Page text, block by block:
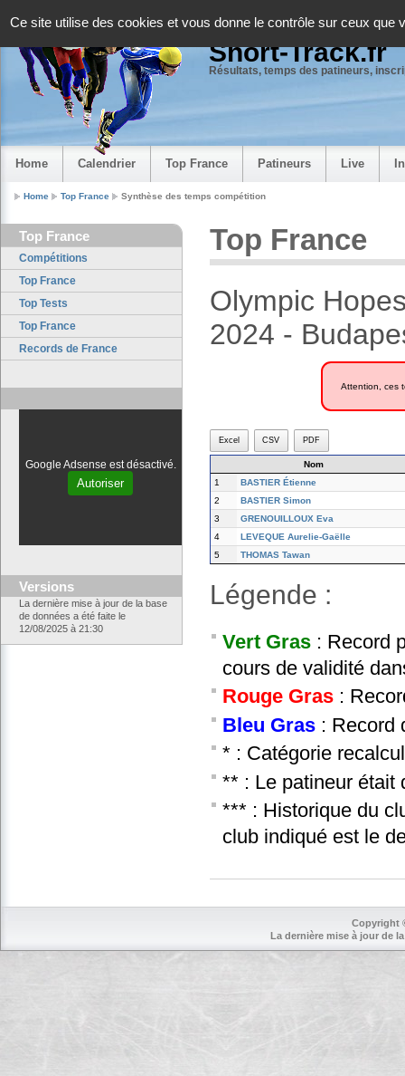
Ce site utilise des cookies et vous donne le contrôle sur ceux que
Short-Track.fr
Résultats, temps des patineurs,
Home Calendrier Top France Patineurs Live
Home Top France Synthèse des temps compétition
Top France
Compétitions
Top France
Top Tests
Top France
Records de France
Google Adsense est désactivé.
Autoriser
Versions
La dernière mise à jour de la base
de données a été faite le
12/08/2025 à 21:30
Top France
Olympic
2024 -
Attention, ces
Excel CSV PDF
Nom
1
BASTIER Étienne
2
BASTIER Simon
3
GRENOUILLOUX Eva
4
LEVEQUE Aurelie-Gaëlle
5
THOMAS Tawan
Légende :
Vert Gras : Record
cours de validité
Rouge Gras :
Bleu Gras : Record
* : Catégorie
** : Le patineur était
*** : Historique du
club indiqué est le
Copyright
La dernière mise à jour de